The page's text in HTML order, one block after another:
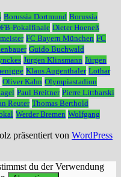
Borussia Dortmund Borussia
Pokalfinale Dieter Hoeneß
FC Bayern München FC
Guido Buchwald
Jürgen Klinsmann Jürgen
Klaus Augenthaler Lothar
Oliver Kahn Olympiastadion
Paul Breitner Pierre Littbarski
Reuter Thomas Berthold
Werder Bremen Wolfgang
präsentiert von WordPress
du der Verwendung